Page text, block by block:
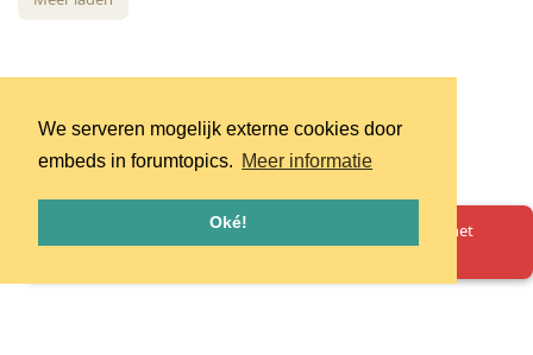
We serveren mogelijk externe cookies door
embeds in forumtopics. Meer informatie
Oké!
Oeps! Er is iets misgegaan. Herlaad de pagina en probeer het
opnieuw.